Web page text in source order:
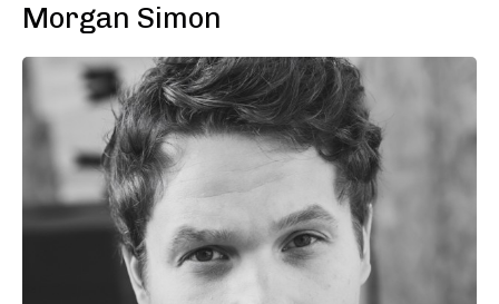
Morgan Simon